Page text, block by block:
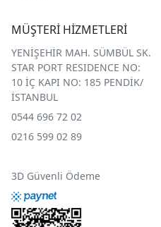
MÜŞTERİ HİZMETLERİ
YENİŞEHİR MAH. SÜMBÜL SK.
STAR PORT RESIDENCE NO:
10 İÇ KAPI NO: 185 PENDİK/
İSTANBUL
0544 696 72 02
0216 599 02 89
3D Güvenli Ödeme